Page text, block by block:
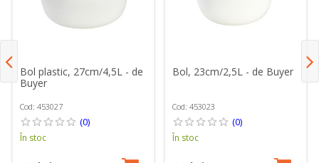
Bol plastic, 27cm/4,5L - de
Buyer
Cod: 453027
(0)
În stoc
Bol, 23cm/2,5L - de Buyer
Cod: 453023
(0)
În stoc